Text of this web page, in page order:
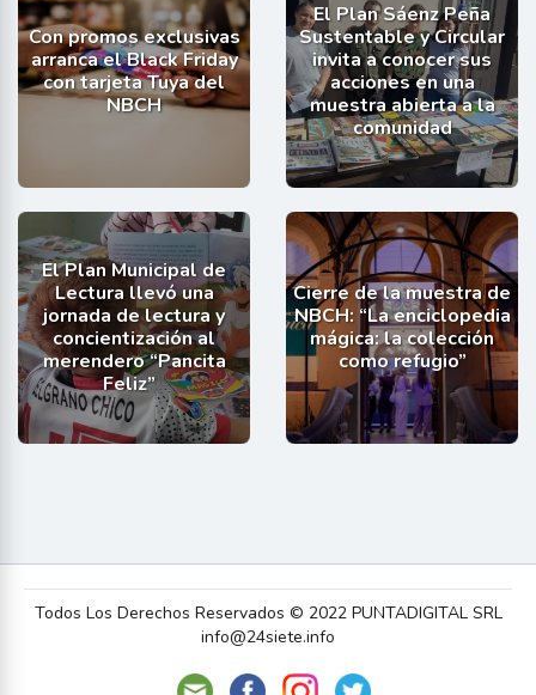
Con promos exclusivas
arranca el Black Friday
con tarjeta Tuya del
NBCH
El Plan Sáenz Peña
Sustentable y Circular
invita a conocer sus
acciones en una
muestra abierta a la
comunidad
El Plan Municipal de
Lectura llevó una
jornada de lectura y
concientización al
merendero “Pancita
Feliz”
Cierre de la muestra de
NBCH: “La enciclopedia
mágica: la colección
como refugio”
Todos Los Derechos Reservados © 2022 PUNTADIGITAL SRL
info@24siete.info